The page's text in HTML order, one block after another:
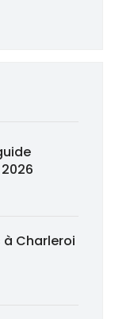
à Charleroi